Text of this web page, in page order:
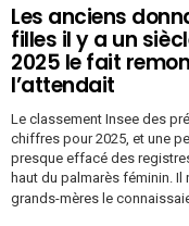
Les anciens
filles il y a un
2025 le fait
l’attendait
Le classement Insee des
chiffres pour 2025, et une
presque effacé des
haut du palmarès féminin. Il
grands-mères le